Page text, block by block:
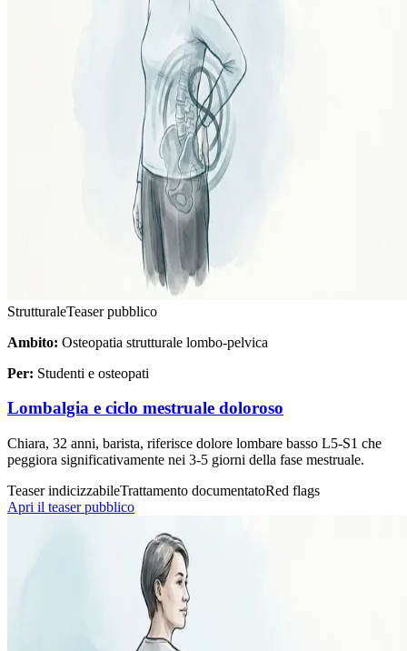
StrutturaleTeaser pubblico
Ambito: Osteopatia strutturale lombo-pelvica
Per: Studenti e osteopati
Lombalgia e ciclo mestruale doloroso
Chiara, 32 anni, barista, riferisce dolore lombare basso L5-S1 che
peggiora significativamente nei 3-5 giorni della fase mestruale.
Teaser indicizzabileTrattamento documentatoRed flags
Apri il teaser pubblico